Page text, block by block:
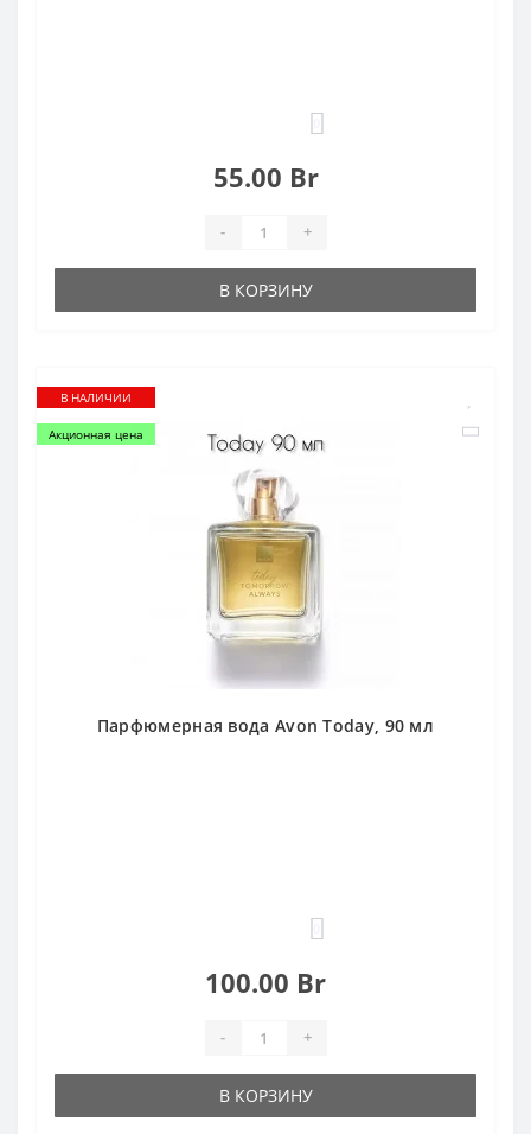
55.00 Br
- +
В КОРЗИНУ
В НАЛИЧИИ
Акционная цена
Парфюмерная вода Avon Today, 90 мл
100.00 Br
- +
В КОРЗИНУ